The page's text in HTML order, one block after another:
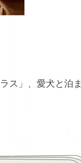
ス」、愛犬と泊ま